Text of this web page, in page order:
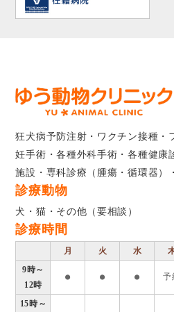
狂犬病予防注射・ワクチン接種・
妊手術・各種外科手術・各種健康
施設・専科診療（腫瘍・循環器）
診療動物
犬・猫・その他（要相談）
診療時間
月 火 水
9時～
12時
● ● ● 予
15時～